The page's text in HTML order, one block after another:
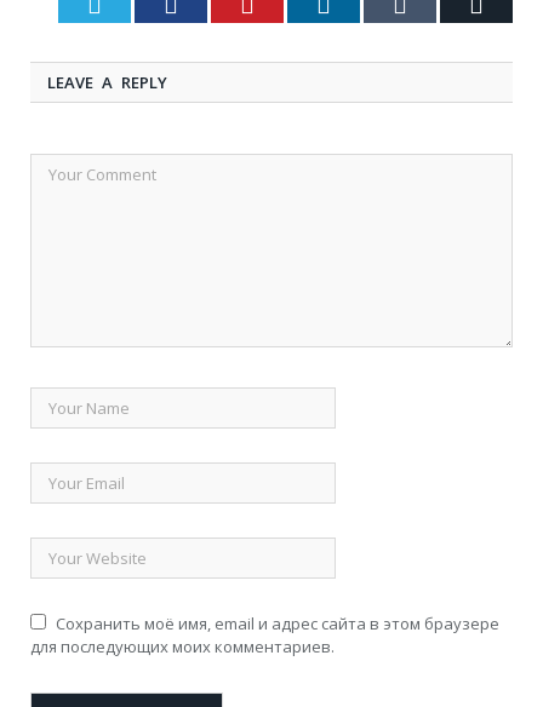
LEAVE A REPLY
Сохранить моё имя, email и адрес сайта в этом браузере
для последующих моих комментариев.